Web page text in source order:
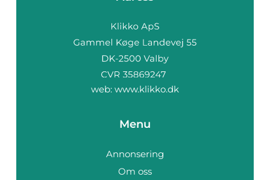
web: www.klikko.dk
Menu
Annonsering
Om oss